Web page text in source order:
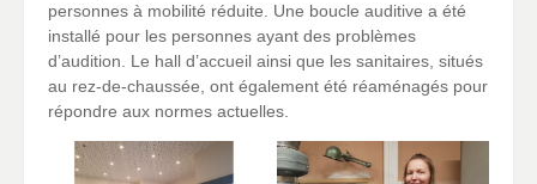
personnes à mobilité réduite. Une boucle auditive a été
installé pour les personnes ayant des problèmes
d’audition. Le hall d’accueil ainsi que les sanitaires, situés
au rez-de-chaussée, ont également été réaménagés pour
répondre aux normes actuelles.